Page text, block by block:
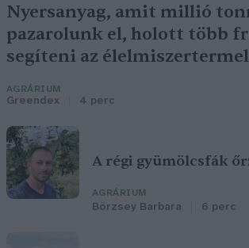
Nyersanyag, amit millió
pazarolunk el, holott több
segíteni az
AGRÁRIUM
Greendex 4 perc
A régi gyümölcsfák
AGRÁRIUM
Börzsey Barbara 6 perc